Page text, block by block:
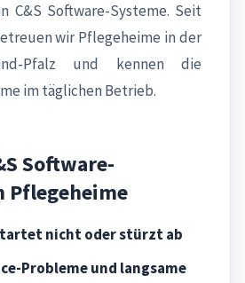
C&S Software-Systeme. Seit
wir Pflegeheime in der
Pfalz und kennen die
im täglichen Betrieb.
Software-
Pflegeheime
nicht oder stürzt ab
Probleme und langsame